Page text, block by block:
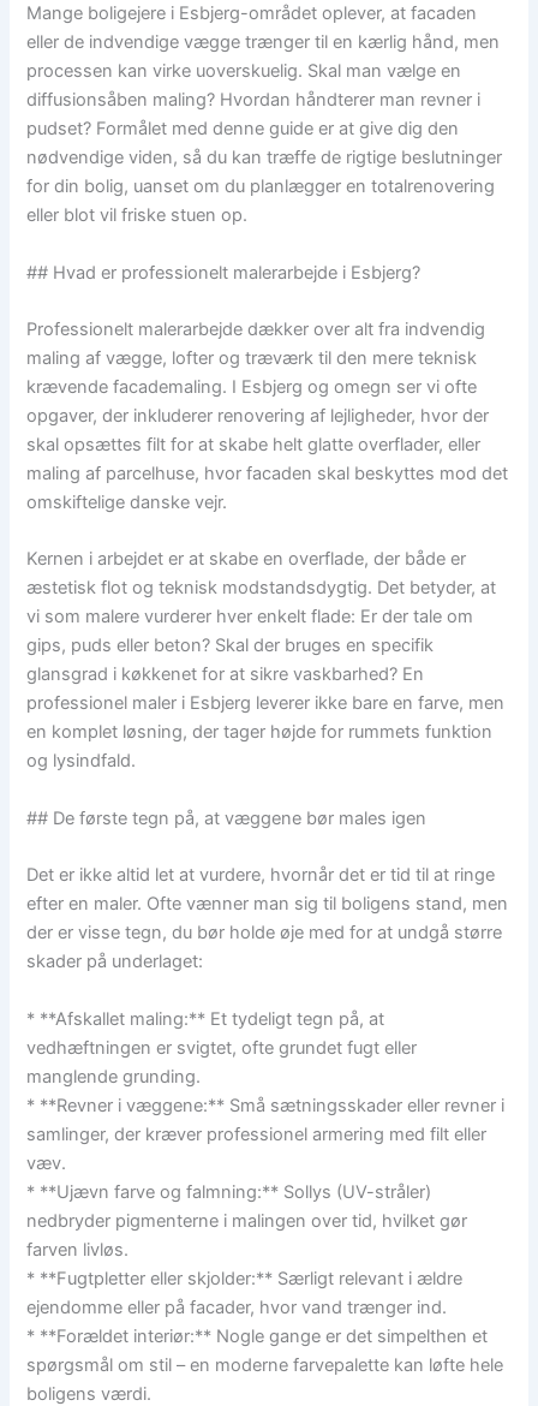
Mange boligejere i Esbjerg-området oplever, at facaden
eller de indvendige vægge trænger til en kærlig hånd, men
processen kan virke uoverskuelig. Skal man vælge en
diffusionsåben maling? Hvordan håndterer man revner i
pudset? Formålet med denne guide er at give dig den
nødvendige viden, så du kan træffe de rigtige beslutninger
for din bolig, uanset om du planlægger en totalrenovering
eller blot vil friske stuen op.
## Hvad er professionelt malerarbejde i Esbjerg?
Professionelt malerarbejde dækker over alt fra indvendig
maling af vægge, lofter og træværk til den mere teknisk
krævende facademaling. I Esbjerg og omegn ser vi ofte
opgaver, der inkluderer renovering af lejligheder, hvor der
skal opsættes filt for at skabe helt glatte overflader, eller
maling af parcelhuse, hvor facaden skal beskyttes mod det
omskiftelige danske vejr.
Kernen i arbejdet er at skabe en overflade, der både er
æstetisk flot og teknisk modstandsdygtig. Det betyder, at
vi som malere vurderer hver enkelt flade: Er der tale om
gips, puds eller beton? Skal der bruges en specifik
glansgrad i køkkenet for at sikre vaskbarhed? En
professionel maler i Esbjerg leverer ikke bare en farve, men
en komplet løsning, der tager højde for rummets funktion
og lysindfald.
## De første tegn på, at væggene bør males igen
Det er ikke altid let at vurdere, hvornår det er tid til at ringe
efter en maler. Ofte vænner man sig til boligens stand, men
der er visse tegn, du bør holde øje med for at undgå større
skader på underlaget:
* **Afskallet maling:** Et tydeligt tegn på, at
vedhæftningen er svigtet, ofte grundet fugt eller
manglende grunding.
* **Revner i væggene:** Små sætningsskader eller revner i
samlinger, der kræver professionel armering med filt eller
væv.
* **Ujævn farve og falmning:** Sollys (UV-stråler)
nedbryder pigmenterne i malingen over tid, hvilket gør
farven livløs.
* **Fugtpletter eller skjolder:** Særligt relevant i ældre
ejendomme eller på facader, hvor vand trænger ind.
* **Forældet interiør:** Nogle gange er det simpelthen et
spørgsmål om stil – en moderne farvepalette kan løfte hele
boligens værdi.